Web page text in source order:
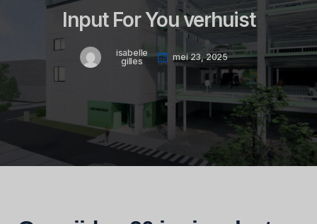
Input For You verhuist
isabelle
gilles
mei 23, 2025